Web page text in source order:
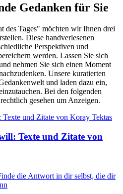
Gedanken für Sie
des Tages" möchten wir Ihnen drei
Diese handverlesenen
Perspektiven und
werden. Lassen Sie sich
nehmen Sie sich einen Moment
Unsere kuratierten
und laden dazu ein,
Bei den folgenden
gesehen um Anzeigen.
Texte und Zitate von